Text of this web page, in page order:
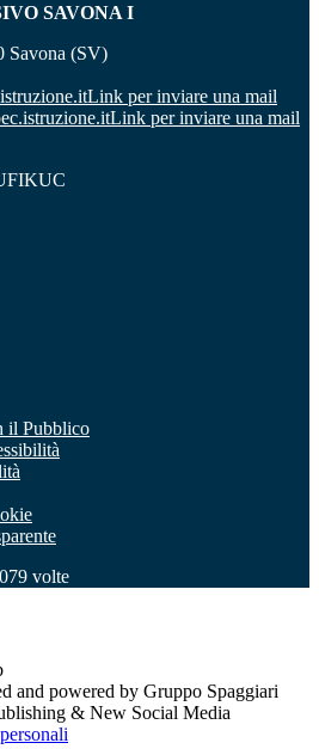
SAVONA I
Savona (SV)
Link per inviare una mail
Link per inviare una mail
il Pubblico
volte
and powered by Gruppo Spaggiari
& New Social Media